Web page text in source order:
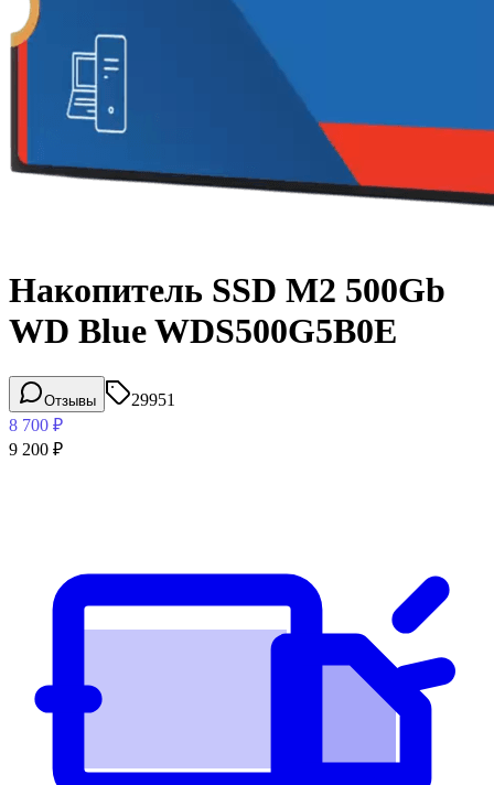
Накопитель SSD M2 500Gb
WD Blue WDS500G5B0E
Отзывы
29951
8 700 ₽
9 200 ₽